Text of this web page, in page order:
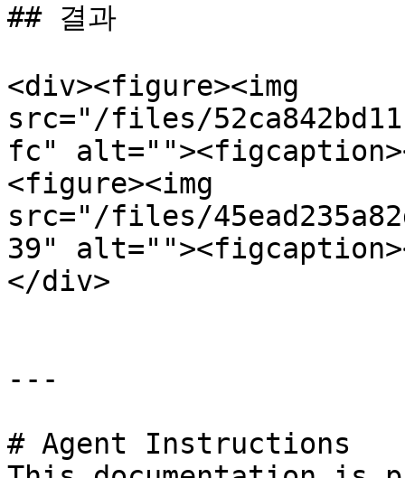
## 결과
<div><figure><img
src="/files/
fc"
<figure><img
src="/files/
39"
</div>
---
# Agent Instructions